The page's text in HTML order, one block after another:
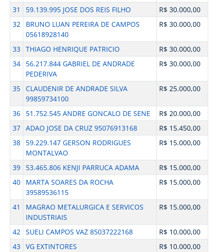
31 59.139.995 JOSE DOS REIS FILHO
R$ 30.000,00
32
BRUNO LUAN PEREIRA DE CAMPOS
05618928140
R$ 30.000,00
33 THIAGO HENRIQUE PATRICIO
R$ 30.000,00
34
56.217.844 GABRIEL DE ANDRADE
PEDERIVA
R$ 30.000,00
35 CLAUDENIR DE ANDRADE SILVA
99859734100
R$ 25.000,00
36 51.752.545 ANDRE GONCALO DE SENE
R$ 20.000,00
37 ADAO JOSE DA CRUZ 95076913168
R$ 15.450,00
38
59.229.147 GERSON RODRIGUES
MONTALVAO
R$ 15.000,00
39 53.465.806 KENJI PARRUCA ADAMA
R$ 15.000,00
40
MARTA SOARES DA ROCHA
39589536115
R$ 15.000,00
41
MAGRAO METALURGICA E SERVICOS
INDUSTRIAIS
R$ 15.000,00
42 SUELI CAMPOS VAZ 85037222168
R$ 10.000,00
43 VG EXTINTORES
R$ 10.000,00